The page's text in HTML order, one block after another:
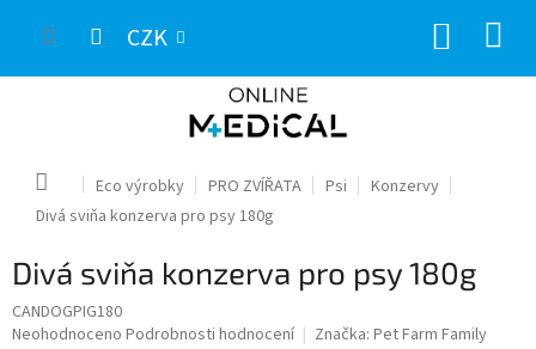
CZK
Domů Eco výrobky PRO ZVÍŘATA Psi
Konzervy
Divá sviňa konzerva pro psy 180g
Divá sviňa konzerva pro psy 180g
CANDOGPIG180
Průměrné
Neohodnoceno Podrobnosti hodnocení Značka: Pet Farm Family